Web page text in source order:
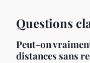
Questions
Peut-on
distances sans